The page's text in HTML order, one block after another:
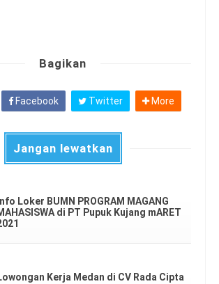
Bagikan
Facebook Twitter More
Jangan lewatkan
Loker BUMN PROGRAM MAGANG
di PT Pupuk Kujang mARET
Kerja Medan di CV Rada Cipta